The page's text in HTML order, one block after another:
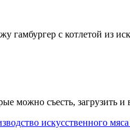
с котлетой из
можно съесть, загрузить